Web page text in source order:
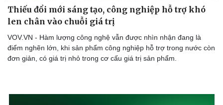
Làm đẹp - giảm cân
Phòng mạch online
Ăn sạch sống khỏe
Thiếu đổi mới sáng tạo, công nghiệp hỗ trợ khó
len chân vào chuỗi giá trị
VOV.VN - Hàm lượng công nghệ vẫn được nhìn nhận đang là
điểm nghẽn lớn, khi sản phẩm công nghiệp hỗ trợ trong nước còn
đơn giản, có giá trị nhỏ trong cơ cấu giá trị sản phẩm.